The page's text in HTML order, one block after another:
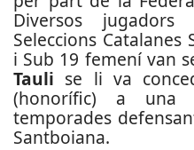
Diversos
Seleccions
i Sub 19 femení van
Tauli se li va
(honorífic) a una
temporades
Santboiana.